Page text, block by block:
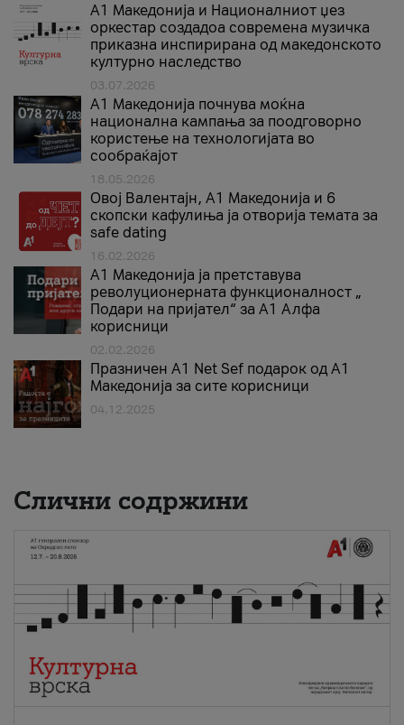
А1 Македонија и Националниот џез
оркестар создадоа современа музичка
приказна инспирирана од македонското
културно наследство
03.07.2026
A1 Македонија почнува моќна
национална кампања за поодговорно
користење на технологијата во
сообраќајот
18.05.2026
Овој Валентајн, A1 Македонија и 6
скопски кафулиња ја отворија темата за
safe dating
16.02.2026
А1 Македонија ја претставува
револуционерната функционалност „
Подари на пријател“ за А1 Алфа
корисници
02.02.2026
Празничен A1 Net Sеf подарок од А1
Македонија за сите корисници
04.12.2025
Слични содржини